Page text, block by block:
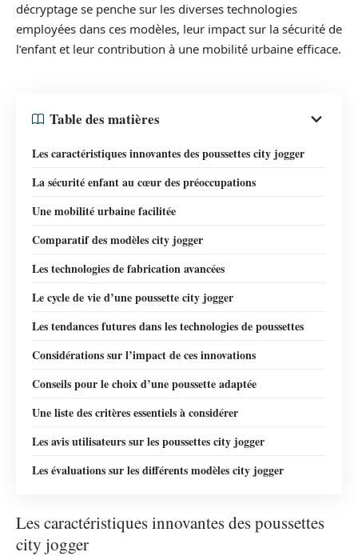
décryptage se penche sur les diverses technologies
employées dans ces modèles, leur impact sur la sécurité de
l’enfant et leur contribution à une mobilité urbaine efficace.
Table des matières
Les caractéristiques innovantes des poussettes city jogger
La sécurité enfant au cœur des préoccupations
Une mobilité urbaine facilitée
Comparatif des modèles city jogger
Les technologies de fabrication avancées
Le cycle de vie d’une poussette city jogger
Les tendances futures dans les technologies de poussettes
Considérations sur l’impact de ces innovations
Conseils pour le choix d’une poussette adaptée
Une liste des critères essentiels à considérer
Les avis utilisateurs sur les poussettes city jogger
Les évaluations sur les différents modèles city jogger
Les caractéristiques innovantes des poussettes
city jogger